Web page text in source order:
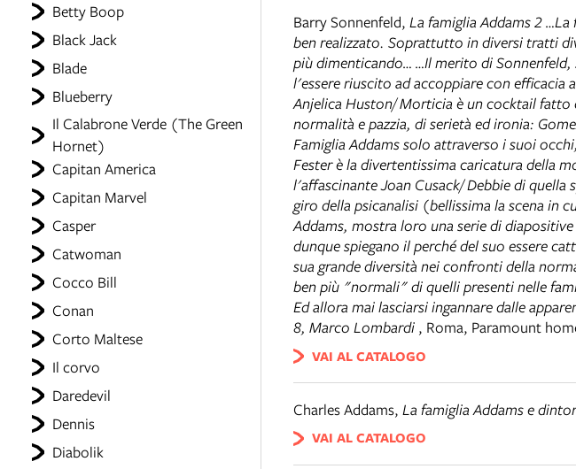
Betty Boop
Black Jack
Blade
Blueberry
Il Calabrone Verde (The Green
Hornet)
Capitan America
Capitan Marvel
Casper
Catwoman
Cocco Bill
Conan
Corto Maltese
Il corvo
Daredevil
Dennis
Diabolik
Barry Sonnenfeld, La famiglia Addams 2
ben realizzato. Soprattutto in diversi tratti
più dimenticando… …Il merito di
l'essere riuscito ad accoppiare con
Anjelica Huston/ Morticia è un cocktail
normalità e pazzia, di serietà ed ironia:
Famiglia Addams solo attraverso i suoi
Fester è la divertentissima caricatura della
l'affascinante Joan Cusack/ Debbie di quella
giro della psicanalisi (bellissima la scena in
Addams, mostra loro una serie di
dunque spiegano il perché del suo essere
sua grande diversità nei confronti della
ben più "normali" di quelli presenti nelle
Ed allora mai lasciarsi ingannare dalle
8, Marco Lombardi , Roma, Paramount
VAI AL CATALOGO
Charles Addams, La famiglia Addams e
VAI AL CATALOGO